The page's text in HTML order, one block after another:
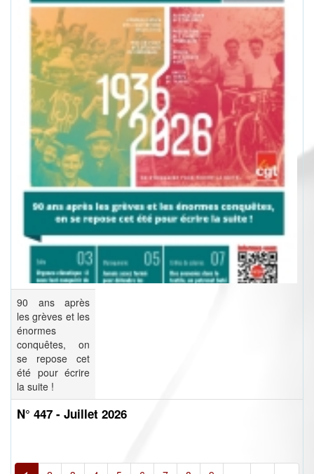
90 ans après
les grèves et les
énormes
conquêtes, on
se repose cet
été pour écrire
la suite !
N° 447 - Juillet 2026